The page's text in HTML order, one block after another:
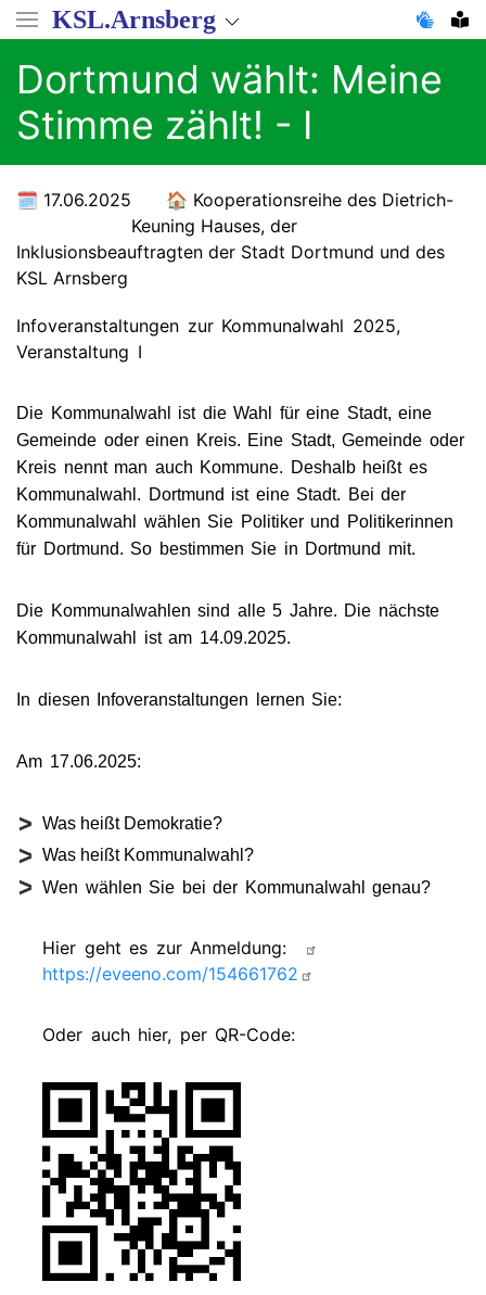
Direkt
zum
Inhalt
KSL.Arnsberg
Dortmund wählt: Meine
Stimme zählt! - I
17.06.2025
Kooperationsreihe des Dietrich-
Keuning Hauses, der
Inklusionsbeauftragten der Stadt Dortmund und des
KSL Arnsberg
Infoveranstaltungen zur Kommunalwahl 2025,
Veranstaltung I
Die Kommunalwahl ist die Wahl für eine Stadt, eine
Gemeinde oder einen Kreis. Eine Stadt, Gemeinde oder
Kreis nennt man auch Kommune. Deshalb heißt es
Kommunalwahl. Dortmund ist eine Stadt. Bei der
Kommunalwahl wählen Sie Politiker und Politikerinnen
für Dortmund. So bestimmen Sie in Dortmund mit.
Die Kommunalwahlen sind alle 5 Jahre. Die nächste
Kommunalwahl ist am 14.09.2025.
In diesen Infoveranstaltungen lernen Sie:
Am 17.06.2025:
Was heißt Demokratie?
Was heißt Kommunalwahl?
Wen wählen Sie bei der Kommunalwahl genau?
Hier geht es zur Anmeldung:
https://eveeno.com/154661762
Oder auch hier, per QR-Code: